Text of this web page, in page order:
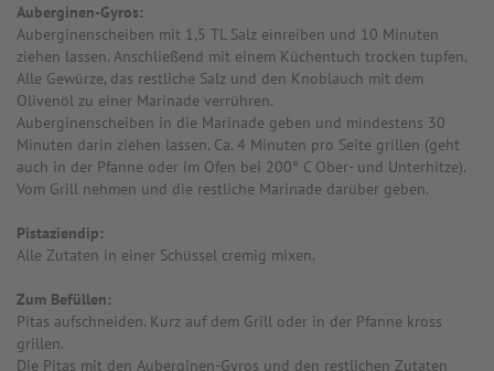
Auberginen-Gyros:
Auberginenscheiben mit 1,5 TL Salz einreiben und 10 Minuten
ziehen lassen. Anschließend mit einem Küchentuch trocken tupfen.
Alle Gewürze, das restliche Salz und den Knoblauch mit dem
Olivenöl zu einer Marinade verrühren.
Auberginenscheiben in die Marinade geben und mindestens 30
Minuten darin ziehen lassen. Ca. 4 Minuten pro Seite grillen (geht
auch in der Pfanne oder im Ofen bei 200° C Ober- und Unterhitze).
Vom Grill nehmen und die restliche Marinade darüber geben.
Pistaziendip:
Alle Zutaten in einer Schüssel cremig mixen.
Zum Befüllen:
Pitas aufschneiden. Kurz auf dem Grill oder in der Pfanne kross
grillen.
Die Pitas mit den Auberginen-Gyros und den restlichen Zutaten